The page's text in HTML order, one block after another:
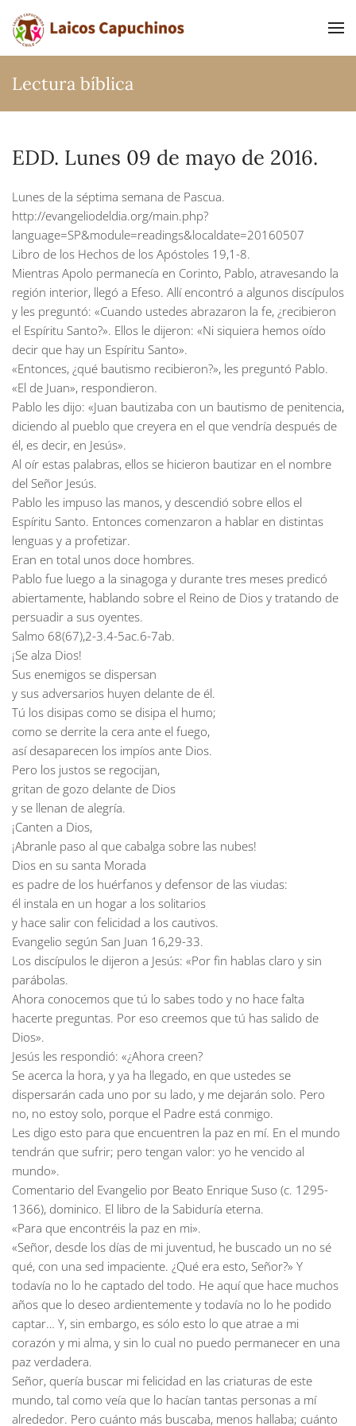
Ir al contenido principal
Lectura bíblica
EDD. Lunes 09 de mayo de 2016.
Lunes de la séptima semana de Pascua.
http://evangeliodeldia.org/main.php?
language=SP&module=readings&localdate=20160507
Libro de los Hechos de los Apóstoles 19,1-8.
Mientras Apolo permanecía en Corinto, Pablo, atravesando la
región interior, llegó a Efeso. Allí encontró a algunos discípulos
y les preguntó: «Cuando ustedes abrazaron la fe, ¿recibieron
el Espíritu Santo?». Ellos le dijeron: «Ni siquiera hemos oído
decir que hay un Espíritu Santo».
«Entonces, ¿qué bautismo recibieron?», les preguntó Pablo.
«El de Juan», respondieron.
Pablo les dijo: «Juan bautizaba con un bautismo de penitencia,
diciendo al pueblo que creyera en el que vendría después de
él, es decir, en Jesús».
Al oír estas palabras, ellos se hicieron bautizar en el nombre
del Señor Jesús.
Pablo les impuso las manos, y descendió sobre ellos el
Espíritu Santo. Entonces comenzaron a hablar en distintas
lenguas y a profetizar.
Eran en total unos doce hombres.
Pablo fue luego a la sinagoga y durante tres meses predicó
abiertamente, hablando sobre el Reino de Dios y tratando de
persuadir a sus oyentes.
Salmo 68(67),2-3.4-5ac.6-7ab.
¡Se alza Dios!
Sus enemigos se dispersan
y sus adversarios huyen delante de él.
Tú los disipas como se disipa el humo;
como se derrite la cera ante el fuego,
así desaparecen los impíos ante Dios.
Pero los justos se regocijan,
gritan de gozo delante de Dios
y se llenan de alegría.
¡Canten a Dios,
¡Abranle paso al que cabalga sobre las nubes!
Dios en su santa Morada
es padre de los huérfanos y defensor de las viudas:
él instala en un hogar a los solitarios
y hace salir con felicidad a los cautivos.
Evangelio según San Juan 16,29-33.
Los discípulos le dijeron a Jesús: «Por fin hablas claro y sin
parábolas.
Ahora conocemos que tú lo sabes todo y no hace falta
hacerte preguntas. Por eso creemos que tú has salido de
Dios».
Jesús les respondió: «¿Ahora creen?
Se acerca la hora, y ya ha llegado, en que ustedes se
dispersarán cada uno por su lado, y me dejarán solo. Pero
no, no estoy solo, porque el Padre está conmigo.
Les digo esto para que encuentren la paz en mí. En el mundo
tendrán que sufrir; pero tengan valor: yo he vencido al
mundo».
Comentario del Evangelio por Beato Enrique Suso (c. 1295-
1366), dominico. El libro de la Sabiduría eterna.
«Para que encontréis la paz en mi».
«Señor, desde los días de mi juventud, he buscado un no sé
qué, con una sed impaciente. ¿Qué era esto, Señor?» Y
todavía no lo he captado del todo. He aquí que hace muchos
años que lo deseo ardientemente y todavía no lo he podido
captar… Y, sin embargo, es sólo esto lo que atrae a mi
corazón y mi alma, y sin lo cual no puedo permanecer en una
paz verdadera.
Señor, quería buscar mi felicidad en las criaturas de este
mundo, tal como veía que lo hacían tantas personas a mí
alrededor. Pero cuánto más buscaba, menos hallaba; cuánto